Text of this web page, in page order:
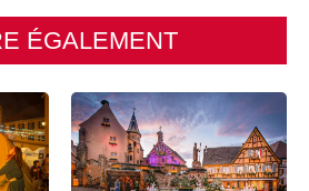
ÉGALEMENT